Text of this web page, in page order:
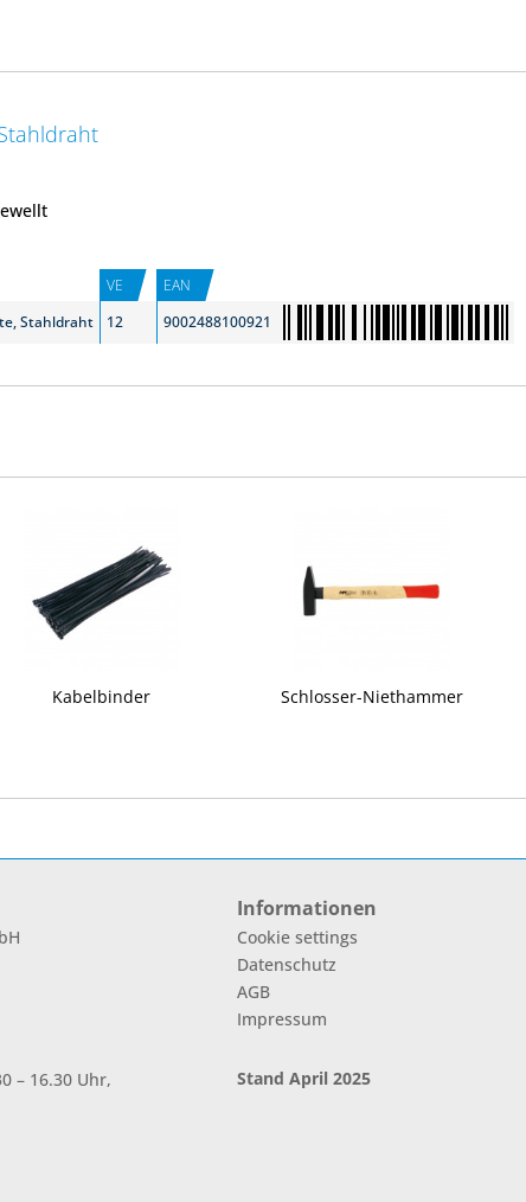
VE
EAN
Stahldraht 12 9002488100921
Kabelbinder Schlosser-Niethammer
– 16.30 Uhr,
Informationen
Cookie settings
Datenschutz
AGB
Impressum
Stand April 2025